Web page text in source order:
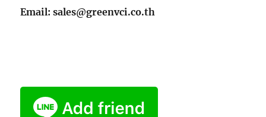
Email: sales@greenvci.co.th